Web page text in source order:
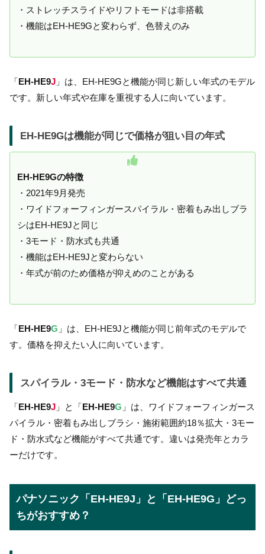
・ストレッチスライドやリフトモードは非搭載
・機能はEH-HE9Gと変わらず、色替えのみ
「EH-HE9J 」は、EH-HE9Gと機能が同じ新しい年式のモデル
です。新しい年式や在庫を重視する人に向いています。
EH-HE9Gは機能が同じで価格が狙い目の年式
EH-HE9Gの特徴
・2021年9月発売
・ワイドフォーフィンガースパイラル・密着もみ出しブラ
シはEH-HE9Jと同じ
・3モード・防水式も共通
・機能はEH-HE9Jと変わらない
・年式が前のため価格が抑えめのことがある
「EH-HE9G 」は、EH-HE9Jと機能が同じ前年式のモデルで
す。価格を抑えたい人に向いています。
スパイラル・3モード・防水など機能はすべて共通
「EH-HE9J 」と「EH-HE9G 」は、ワイドフォーフィンガース
パイラル・密着もみ出しブラシ・施術範囲約18％拡大・3モー
ド・防水式など機能がすべて共通です。違いは発売年とカラ
ーだけです。
パナソニック「EH-HE9J」と「EH-HE9G」どっ
ちがおすすめ？